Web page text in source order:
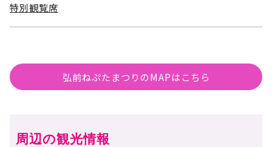
特別観覧席
弘前ねぷたまつりのMAPはこちら
周辺の観光情報